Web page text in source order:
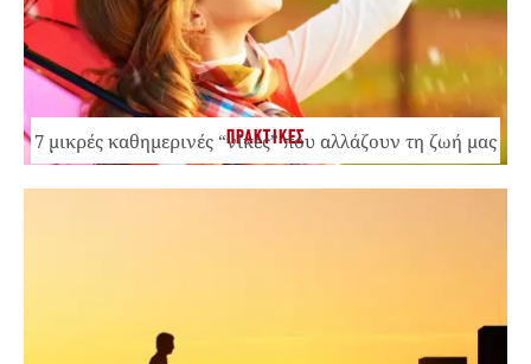
ΠΡΑΚΤΙΚΕΣ
7 μικρές καθημερινές “νίκες” που αλλάζουν τη ζωή μας